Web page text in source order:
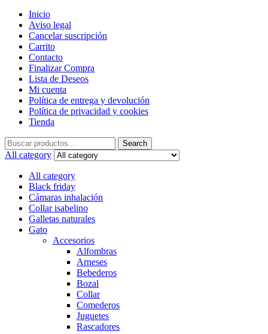
Inicio
Aviso legal
Cancelar suscripción
Carrito
Contacto
Finalizar Compra
Lista de Deseos
Mi cuenta
Política de entrega y devolución
Política de privacidad y cookies
Tienda
Search
for:
Search
All category
All category
Black friday
Cámaras inhalación
Collar isabelino
Galletas naturales
Gato
Accesorios
Alfombras
Arneses
Bebederos
Bozal
Collar
Comederos
Juguetes
Rascadores